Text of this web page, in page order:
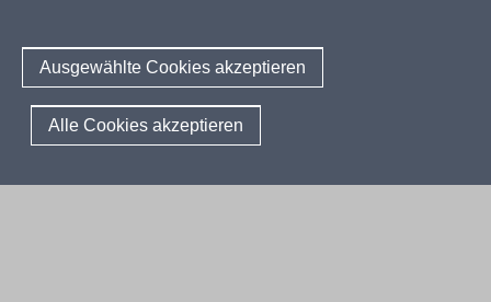
Ausgewählte Cookies akzeptieren
Alle Cookies akzeptieren
Modellprojekte
Informationsschriften
Weiterführende Links
Abkürzungen
Bildungspläne Ausbildungsvorbereitung (Anlage A)
Fachklassen duales System (Anlage A)
Bildungspläne Berufsfachschule (Anlage B)
Bildungspläne Berufsfachschule und Fachoberschule (Anlage C)
Bildungsgang-übergreifende Themen
Unterricht
Gesellschaft
Digitalisierung
© 2026 Berufsbildung
Fußzeile
Impressum Datenschutzerklärung